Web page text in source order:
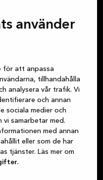
använder
för att anpassa
tillhandahålla
analysera vår trafik. Vi
och annan
sociala medier och
vi samarbetar med.
med annan
eller som de har
tjänster. Läs mer om